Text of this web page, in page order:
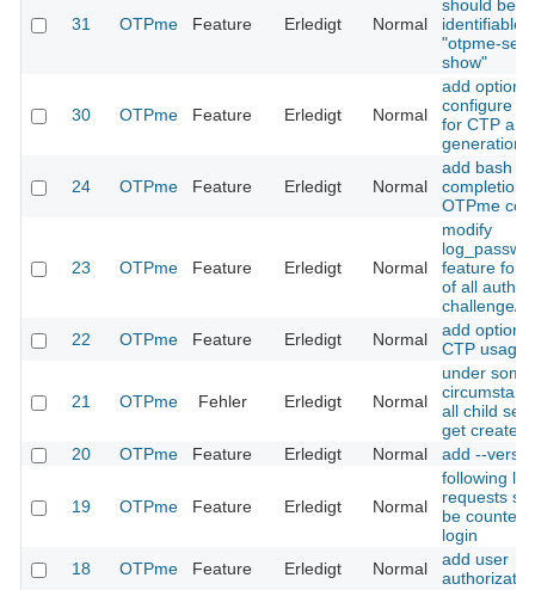
31 OTPme Feature Erledigt Normal
should be
identifiable
"otpme-
show"
30 OTPme Feature Erledigt Normal
add option
configure
for CTP
generation
24 OTPme Feature Erledigt Normal
add bash
completion
OTPme
23 OTPme Feature Erledigt Normal
modify
feature for
of all auth
challenge/
22
OTPme Feature Erledigt Normal
add option
CTP usage
21 OTPme Fehler Erledigt Normal
under some
all child
get created
20
OTPme Feature Erledigt Normal add --
19 OTPme Feature Erledigt Normal
following
requests
be counted
login
18
OTPme Feature Erledigt Normal
add user